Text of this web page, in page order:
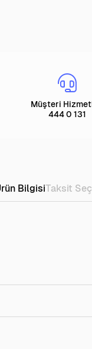
Müşteri
444 0 131
BilgisiTaksit